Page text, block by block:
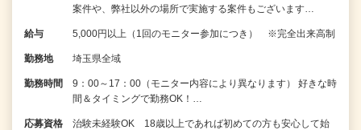
案件や、弊社以外の場所で実施する案件もございます…
給与 5,000円以上（1回のモニター参加につき） ※完全出来高制
勤務地 埼玉県全域
勤務時間
9：00～17：00（モニター内容により異なります） 好きな時
間＆タイミングで勤務OK！…
応募資格
治験未経験OK 18歳以上であれば初めての方も安心して始